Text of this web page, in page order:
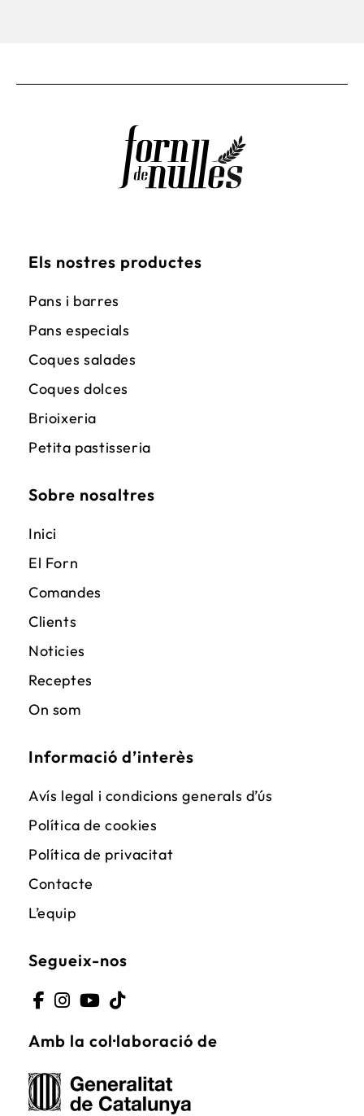
Els nostres productes
Pans i barres
Pans especials
Coques salades
Coques dolces
Brioixeria
Petita pastisseria
Sobre nosaltres
Inici
El Forn
Comandes
Clients
Noticies
Receptes
On som
Informació d’interès
Avís legal i condicions generals d’ús
Política de cookies
Política de privacitat
Contacte
L’equip
Segueix-nos
in
new
tab
in
new
tab
in
new
tab
in
new
tab
Amb la col·laboració de